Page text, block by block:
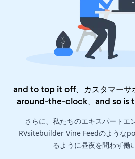
and to top it off、カスタマーサ
around-the-clock、and so is
さらに、私たちのエキスパートエ
RVsitebuilder Vine Feedのような
るように昼夜を問わず働